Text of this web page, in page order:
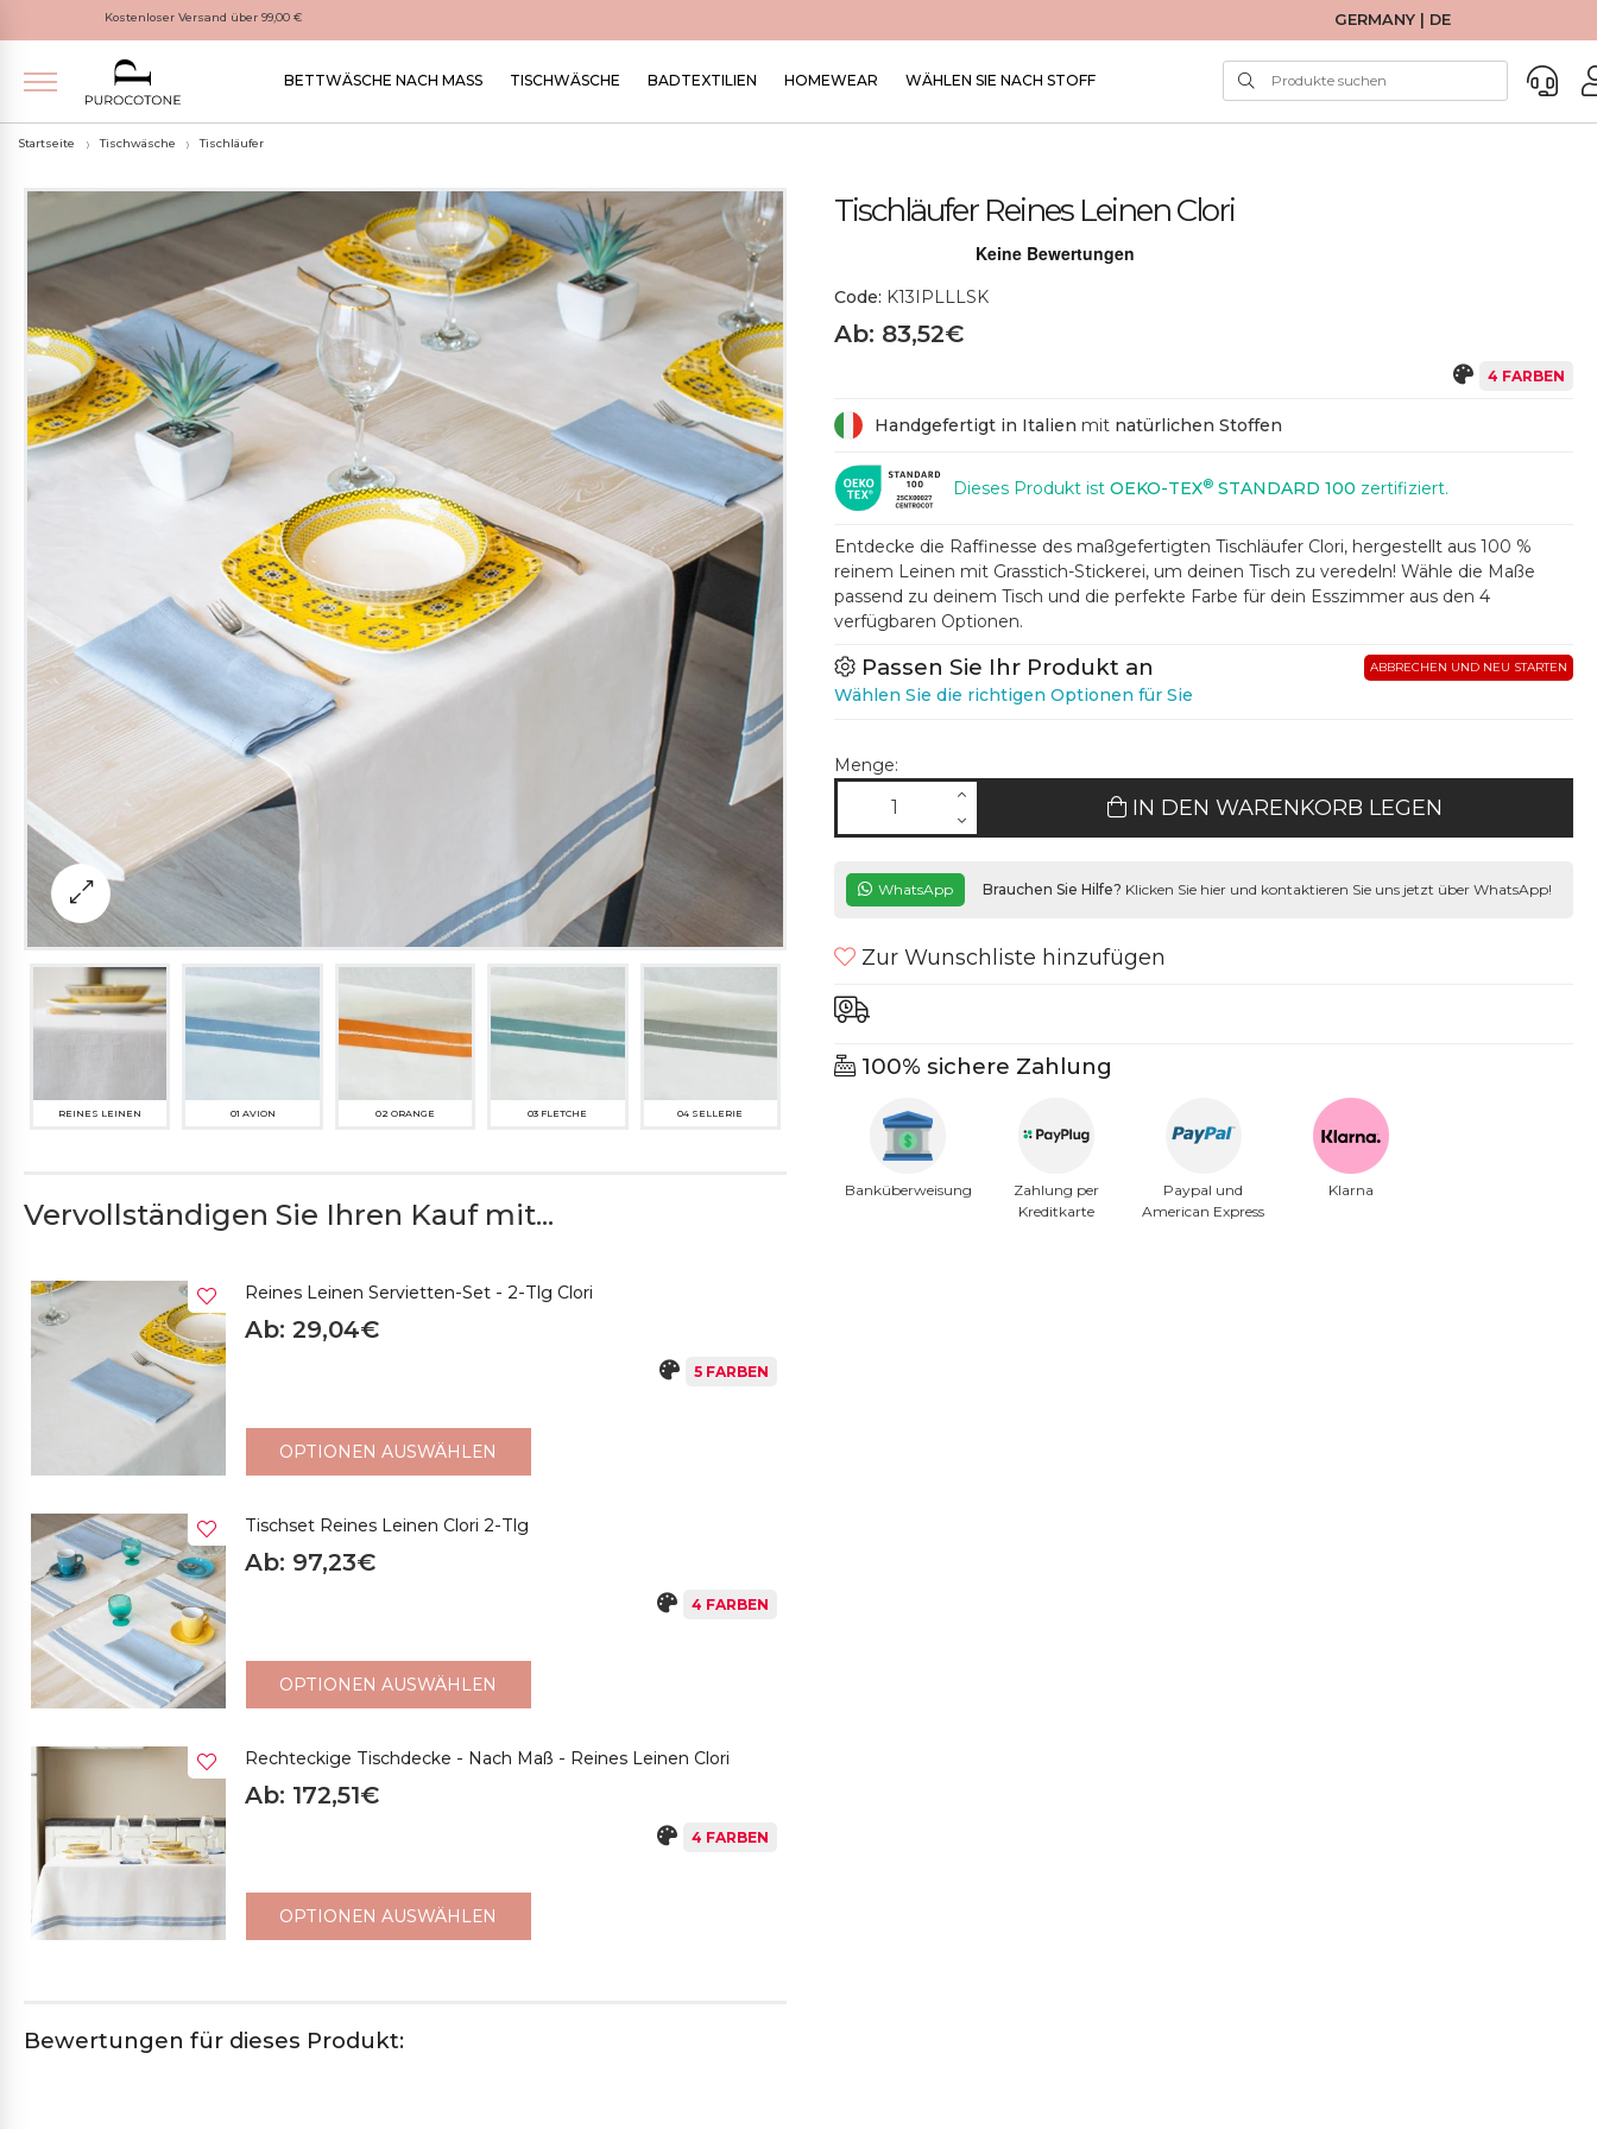
Kostenloser Versand über 99,00 € GERMANY | DE
BETTWÄSCHE NACH MASS TISCHWÄSCHE BADTEXTILIEN HOMEWEAR WÄHLEN SIE NACH STOFF
Startseite Tischwäsche Tischläufer
REINES LEINEN 01 AVION 02 ORANGE 03 FLETCHE 04 SELLERIE
Vervollständigen Sie Ihren Kauf mit...
Reines Leinen Servietten-Set - 2-Tlg Clori
Ab: 29,04€
5 FARBEN
OPTIONEN AUSWÄHLEN
Tischset Reines Leinen Clori 2-Tlg
Ab: 97,23€
4 FARBEN
OPTIONEN AUSWÄHLEN
Rechteckige Tischdecke - Nach Maß - Reines Leinen Clori
Ab: 172,51€
4 FARBEN
OPTIONEN AUSWÄHLEN
Bewertungen für dieses Produkt:
Tischläufer Reines Leinen Clori
Code: K13IPLLLSK
Ab: 83,52€
4 FARBEN
Handgefertigt in Italien mit natürlichen Stoffen
Dieses Produkt ist OEKO-TEX® STANDARD 100 zertifiziert.
Entdecke die Raffinesse des maßgefertigten Tischläufer Clori, hergestellt aus 100 %
reinem Leinen mit Grasstich-Stickerei, um deinen Tisch zu veredeln! Wähle die Maße
passend zu deinem Tisch und die perfekte Farbe für dein Esszimmer aus den 4
verfügbaren Optionen.
Passen Sie Ihr Produkt an
Wählen Sie die richtigen Optionen für Sie
ABBRECHEN UND NEU STARTEN
Menge:
IN DEN WARENKORB LEGEN
WhatsApp Brauchen Sie Hilfe? Klicken Sie hier und kontaktieren Sie uns jetzt über WhatsApp!
Zur Wunschliste hinzufügen
100% sichere Zahlung
Banküberweisung
Zahlung per
Kreditkarte
Paypal und
American Express
Klarna